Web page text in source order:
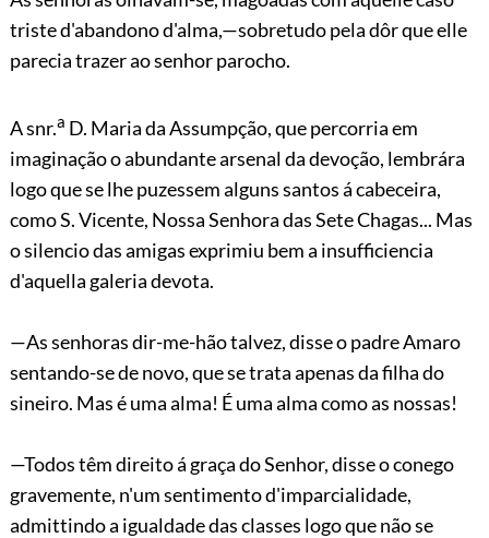
triste d'abandono d'alma,—sobretudo pela dôr que elle
parecia trazer ao senhor parocho.
A snr.a D. Maria da Assumpção, que percorria em
imaginação o abundante arsenal da devoção, lembrára
logo que se lhe puzessem alguns santos á cabeceira,
como S. Vicente, Nossa Senhora das Sete Chagas... Mas
o silencio das amigas exprimiu bem a insufficiencia
d'aquella galeria devota.
—As senhoras dir-me-hão talvez, disse o padre Amaro
sentando-se de novo, que se trata apenas da filha do
sineiro. Mas é uma alma! É uma alma como as nossas!
—Todos têm direito á graça do Senhor, disse o conego
gravemente, n'um sentimento d'imparcialidade,
admittindo a igualdade das classes logo quenão se